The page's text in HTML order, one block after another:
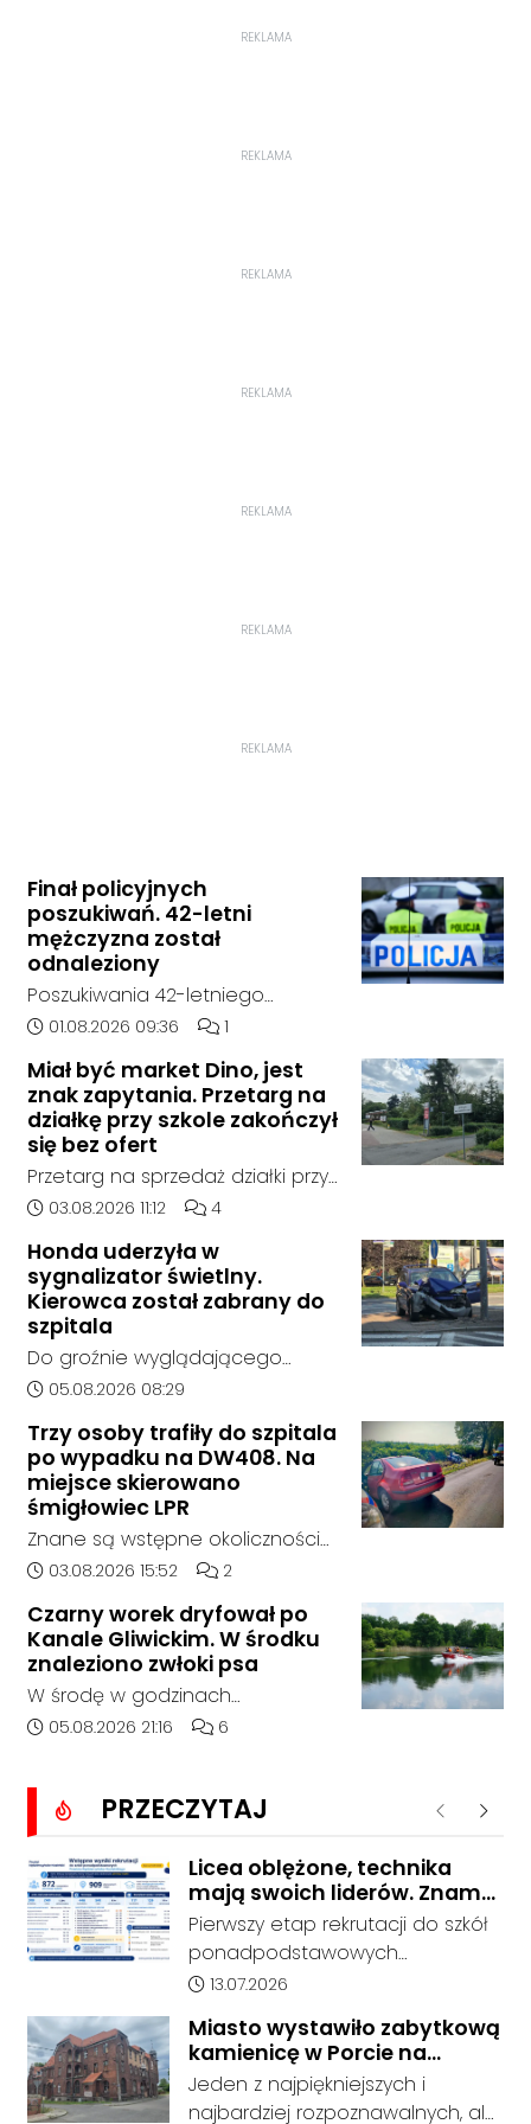
REKLAMA
REKLAMA
REKLAMA
REKLAMA
REKLAMA
REKLAMA
REKLAMA
Finał policyjnych
poszukiwań. 42-letni
mężczyzna został
odnaleziony
Poszukiwania 42-letniego
mężczyzny zostały zakończone.
policja, został on odnaleziony w
sobotę, 1 sierpnia, na terenie
kompleksu leśnego w powiecie
raciborskim, w województwie
śląskim.
Data dodania artykułu:
01.08.2026 09:36 Liczba komentarzy artykułu:
1
Miał być market Dino, jest
znak zapytania. Przetarg na
działkę przy szkole zakończył
się bez ofert
Przetarg na sprzedaż działki przy
Zespole Szkół Technicznych i
Kędzierzynie-Koźlu zakończył się
bez rozstrzygnięcia. Mimo
wcześniejszego zainteresowania
terenem ze strony sieci Dino, do
postępowania nie zgłosił się
żaden oferent.
Data dodania artykułu:
03.08.2026 11:12 Liczba komentarzy artykułu:
4
Honda uderzyła w
sygnalizator świetlny.
Kierowca został zabrany do
szpitala
Do groźnie wyglądającego
zdarzenia drogowego doszło w
godziny 6:30 kierujący
samochodem marki Honda
zjechał z drogi i uderzył w
sygnalizator świetlny.
Data dodania artykułu:
05.08.2026 08:29
Trzy osoby trafiły do szpitala
po wypadku na DW408. Na
miejsce skierowano
śmigłowiec LPR
Znane są wstępne okoliczności
zdarzenia drogowego, do
14:30 na drodze wojewódzkiej nr
408 pomiędzy Starym Koźlem a
Bierawą.
Data dodania artykułu:
03.08.2026 15:52 Liczba komentarzy artykułu:
2
Czarny worek dryfował po
Kanale Gliwickim. W środku
znaleziono zwłoki psa
W środę w godzinach
popołudniowych służby zostały
Gliwicki po zgłoszeniu od
zaniepokojonego świadka.
Osoba zgłaszająca zauważyła
unoszący się na wodzie czarny
worek, którego zawartość
wzbudziła jej niepokój.
Data dodania artykułu:
05.08.2026 21:16 Liczba komentarzy artykułu:
6
PRZECZYTAJ Poprzednie
Licea oblężone, technika
mają swoich liderów. Znamy
wstępne wyniki rekrutacji do
szkół w powiecie
Pierwszy etap rekrutacji do szkół
ponadpodstawowych
prowadzonych przez Powiat
coraz wyraźniejsze preferencje
tegorocznych absolwentów szkół
podstawowych. Dane dotyczą
Data dodania artykułu:
13.07.2026
Miasto wystawiło zabytkową
kamienicę w Porcie na
sprzedaż. W dawnym hotelu
mają powstać mieszkania
Jeden z najpiękniejszych i
najbardziej rozpoznawalnych, ale